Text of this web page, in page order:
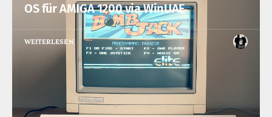
OS für AMIGA 1200 via WinUAE
WEITERLESEN